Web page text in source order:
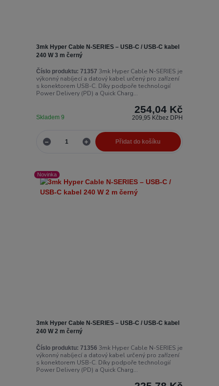
3mk Hyper Cable N-SERIES – USB-C / USB-C kabel
240 W 3 m černý
Číslo produktu: 71357 3mk Hyper Cable N-SERIES je
výkonný nabíjecí a datový kabel určený pro zařízení
s konektorem USB-C. Díky podpoře technologií
Power Delivery (PD) a Quick Charg...
254,04 Kč
209,95 Kčbez DPH
Skladem 9
Přidat do košíku
Novinka
3mk Hyper Cable N-SERIES – USB-C / USB-C kabel
240 W 2 m černý
Číslo produktu: 71356 3mk Hyper Cable N-SERIES je
výkonný nabíjecí a datový kabel určený pro zařízení
s konektorem USB-C. Díky podpoře technologií
Power Delivery (PD) a Quick Charg...